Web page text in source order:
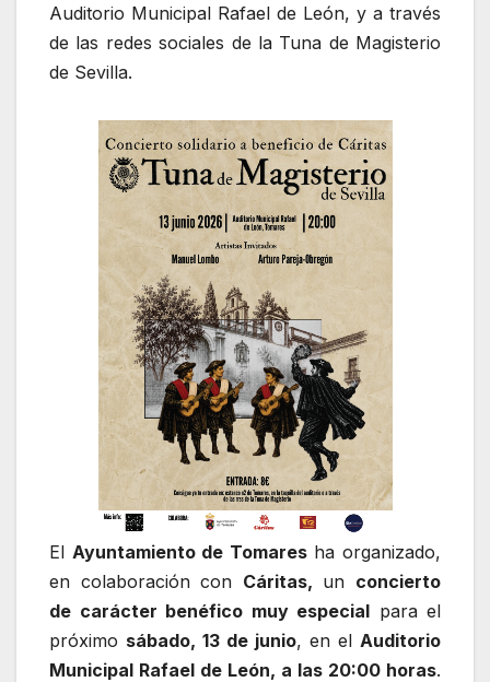
Auditorio Municipal Rafael de León, y a través
de las redes sociales de la Tuna de Magisterio
de Sevilla.
El Ayuntamiento de Tomaresha organizado,
en colaboración con Cáritas, un concierto
de carácter benéfico muy especial para el
próximo sábado, 13 de junio, en el Auditorio
Municipal Rafael de León, a las 20:00 horas.